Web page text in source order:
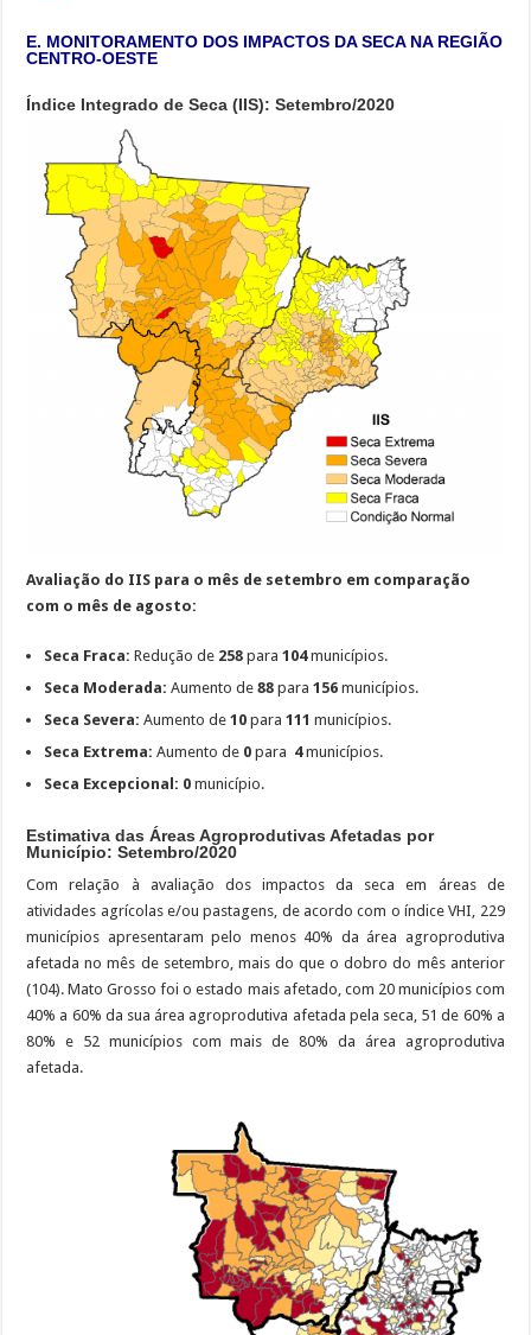
E. MONITORAMENTO DOS IMPACTOS DA SECA NA REGIÃO
CENTRO-OESTE
Índice Integrado de Seca (IIS): Setembro/2020
Avaliação do IIS para o mês de setembro em comparação
com o mês de agosto:
Seca Fraca: Redução de 258 para104municípios.
Seca Moderada: Aumento de88 para156 municípios.
Seca Severa: Aumento de10 para 111municípios.
Seca Extrema: Aumento de 0 para 4municípios.
Seca Excepcional: 0município.
Estimativa das Áreas Agroprodutivas Afetadas por
Município: Setembro/2020
Com relação à avaliação dos impactos da seca em áreas de
atividades agrícolas e/ou pastagens, de acordo com o índice VHI, 229
municípios apresentaram pelo menos 40% da área agroprodutiva
afetada no mês de setembro, mais do que o dobro do mês anterior
(104). Mato Grosso foi o estado mais afetado, com 20 municípios com
40% a 60% da sua área agroprodutiva afetada pela seca, 51 de 60% a
80% e 52 municípios com mais de 80% da área agroprodutiva
afetada.